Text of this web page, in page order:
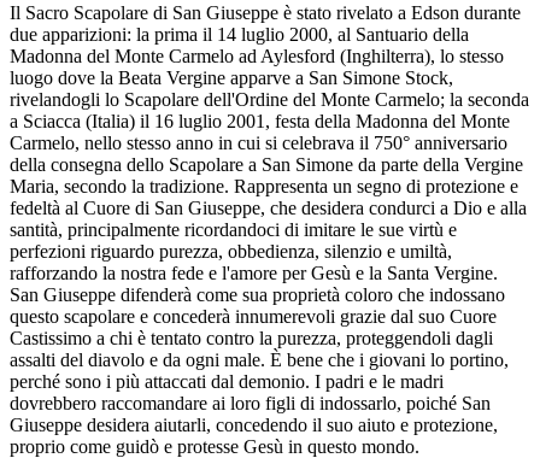
Il Sacro Scapolare di San Giuseppe è stato rivelato a Edson durante
due apparizioni: la prima il 14 luglio 2000, al Santuario della
Madonna del Monte Carmelo ad Aylesford (Inghilterra), lo stesso
luogo dove la Beata Vergine apparve a San Simone Stock,
rivelandogli lo Scapolare dell'Ordine del Monte Carmelo; la seconda
a Sciacca (Italia) il 16 luglio 2001, festa della Madonna del Monte
Carmelo, nello stesso anno in cui si celebrava il 750° anniversario
della consegna dello Scapolare a San Simone da parte della Vergine
Maria, secondo la tradizione. Rappresenta un segno di protezione e
fedeltà al Cuore di San Giuseppe, che desidera condurci a Dio e alla
santità, principalmente ricordandoci di imitare le sue virtù e
perfezioni riguardo purezza, obbedienza, silenzio e umiltà,
rafforzando la nostra fede e l'amore per Gesù e la Santa Vergine.
San Giuseppe difenderà come sua proprietà coloro che indossano
questo scapolare e concederà innumerevoli grazie dal suo Cuore
Castissimo a chi è tentato contro la purezza, proteggendoli dagli
assalti del diavolo e da ogni male. È bene che i giovani lo portino,
perché sono i più attaccati dal demonio. I padri e le madri
dovrebbero raccomandare ai loro figli di indossarlo, poiché San
Giuseppe desidera aiutarli, concedendo il suo aiuto e protezione,
proprio come guidò e protesse Gesù in questo mondo.